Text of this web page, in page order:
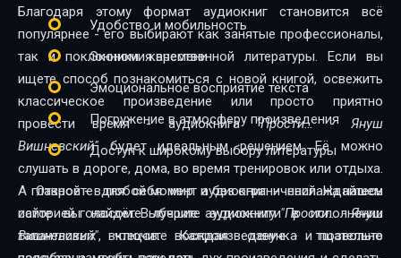
Благодаря этому формат аудиокниг становится всё
популярнее - его выбирают как занятые профессионалы,
так и поклонники качественной литературы. Если вы
ищете способ познакомиться с новой книгой, освежить
классическое произведение или просто приятно
провести время - аудиокнига"Прости… - Януш
Вишневский"будет идеальным решением. Её можно
слушать в дороге, дома, во время тренировок или отдыха.
А главное - в любой момент и без ограничений. На нашем
сайте вы найдёте лучшие аудиокниги в исполнении
талантливых чтецов. Каждая озвучка тщательно
Удобство и мобильность
Экономия времени
Эмоциональное восприятие текста
Погружение в атмосферу произведения
Доступ к широкому выбору литературы
Откройте для себя мир аудиокниг - наслаждайтесь
историей голосом. Выберите аудиокнигу"Прости… - Януш
Вишневский", включите воспроизведение - и позвольте